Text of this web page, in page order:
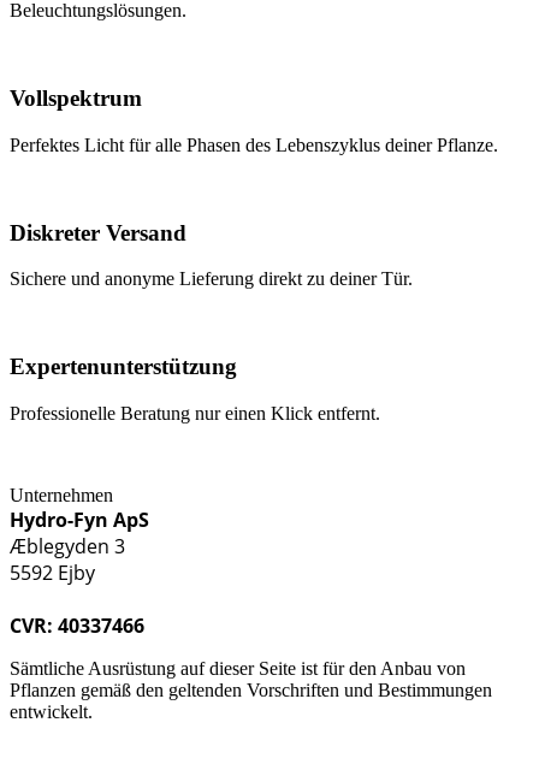
Beleuchtungslösungen.
Vollspektrum
Perfektes Licht für alle Phasen des Lebenszyklus deiner Pflanze.
Diskreter Versand
Sichere und anonyme Lieferung direkt zu deiner Tür.
Expertenunterstützung
Professionelle Beratung nur einen Klick entfernt.
Unternehmen
Hydro-Fyn ApS
Æblegyden 3
5592 Ejby
CVR: 40337466
Sämtliche Ausrüstung auf dieser Seite ist für den Anbau von
Pflanzen gemäß den geltenden Vorschriften und Bestimmungen
entwickelt.